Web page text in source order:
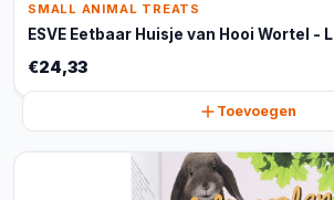
SMALL ANIMAL TREATS
ESVE Eetbaar Huisje van Hooi Wortel - L
€24,33
Toevoegen